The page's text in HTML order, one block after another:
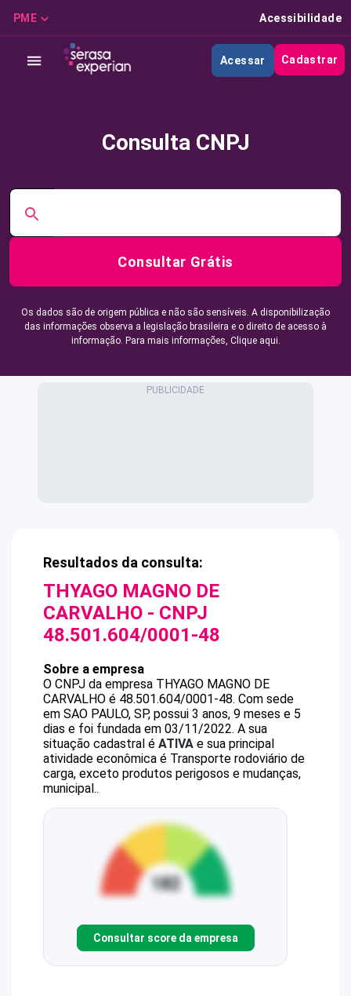
PME Acessibilidade
Acessar Cadastrar
Consulta CNPJ
Consultar Grátis
Os dados são de origem pública e não são sensíveis. A disponibilização
das informações observa a legislação brasileira e o direito de acesso à
informação. Para mais informações, Clique aqui.
Resultados da consulta:
THYAGO MAGNO DE
CARVALHO - CNPJ
48.501.604/0001-48
Sobre a empresa
O CNPJ da empresa THYAGO MAGNO DE
CARVALHO é 48.501.604/0001-48. Com sede
em SAO PAULO, SP, possui 3 anos, 9 meses e 5
dias e foi fundada em 03/11/2022. A sua
situação cadastral é ATIVA e sua principal
atividade econômica é Transporte rodoviário de
carga, exceto produtos perigosos e mudanças,
municipal..
Consultar score da empresa